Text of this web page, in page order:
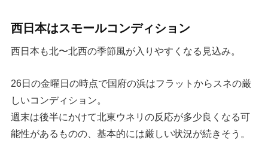
西日本はスモールコンディション
西日本も北〜北西の季節風が入りやすくなる見込み。
26日の金曜日の時点で国府の浜はフラットからスネの厳
しいコンディション。
週末は後半にかけて北東ウネリの反応が多少良くなる可
能性があるものの、基本的には厳しい状況が続きそう。